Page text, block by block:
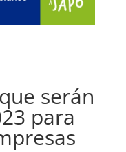
serán
para